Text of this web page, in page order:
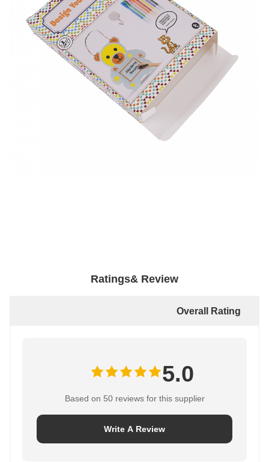
Ratings& Review
Overall Rating
5.0
Based on 50 reviews for this supplier
Write A Review